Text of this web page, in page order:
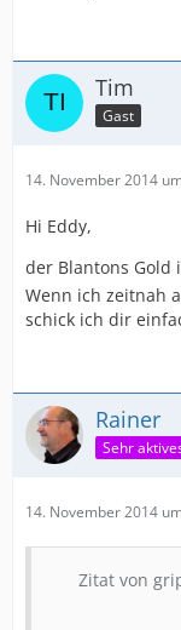
Tim
Gast
14. November 2014
Hi Eddy,
der Blantons Gold
Wenn ich zeitnah
schick ich dir
Rainer
Sehr
14. November 2014
Zitat von